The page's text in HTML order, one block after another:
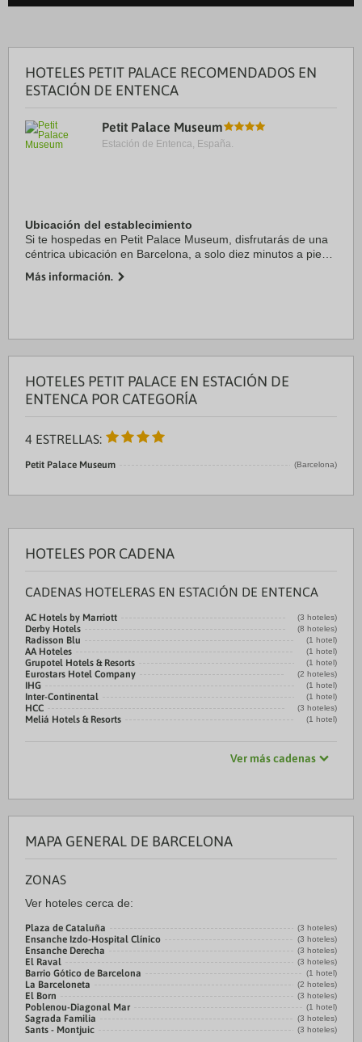
HOTELES PETIT PALACE RECOMENDADOS EN
ESTACIÓN DE ENTENCA
Petit Palace Museum
Estación de Entenca, España.
Ubicación del establecimiento
Si te hospedas en Petit Palace Museum, disfrutarás de una
céntrica ubicación en Barcelona, a solo diez minutos a pie
boutique se encuentra a 0,7 km de ...
Más información.
HOTELES PETIT PALACE EN ESTACIÓN DE
ENTENCA POR CATEGORÍA
4 ESTRELLAS:
Petit Palace Museum (Barcelona)
HOTELES POR CADENA
CADENAS HOTELERAS EN ESTACIÓN DE ENTENCA
AC Hotels by Marriott (3 hoteles)
Derby Hotels (8 hoteles)
Radisson Blu (1 hotel)
AA Hoteles (1 hotel)
Grupotel Hotels & Resorts (1 hotel)
Eurostars Hotel Company (2 hoteles)
IHG (1 hotel)
Inter-Continental (1 hotel)
HCC (3 hoteles)
Meliá Hotels & Resorts (1 hotel)
Ver más cadenas
MAPA GENERAL DE BARCELONA
ZONAS
Ver hoteles cerca de:
Plaza de Cataluña (3 hoteles)
Ensanche Izdo-Hospital Clínico (3 hoteles)
Ensanche Derecha (3 hoteles)
El Raval (3 hoteles)
Barrio Gótico de Barcelona (1 hotel)
La Barceloneta (2 hoteles)
El Born (3 hoteles)
Poblenou-Diagonal Mar (1 hotel)
Sagrada Familia (3 hoteles)
Sants - Montjuic (3 hoteles)